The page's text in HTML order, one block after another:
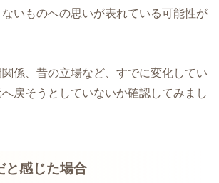
いものへの思いが表れている可能性が
係、昔の立場など、すでに変化してい
戻そうとしていないか確認してみまし
と感じた場合